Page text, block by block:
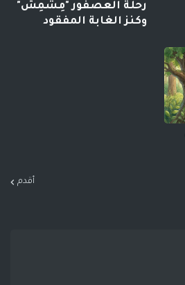
رحلة العصفور "مِشْمِش"
وكنز الغابة المفقود
أقدم